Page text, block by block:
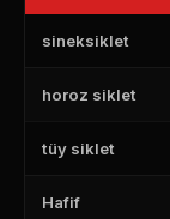
sineksiklet
horoz siklet
tüy siklet
Hafif